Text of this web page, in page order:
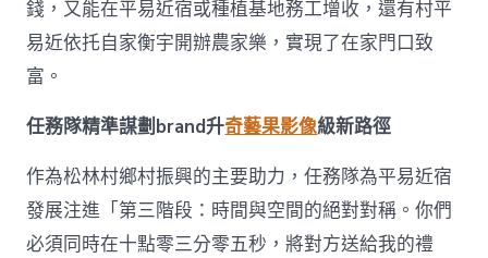
錢，又能在平易近宿或種植基地務工增收，還有村平
易近依托自家衡宇開辦農家樂，實現了在家門口致
富。
任務隊精準謀劃brand升奇藝果影像級新路徑
作為松林村鄉村振興的主要助力，任務隊為平易近宿
發展注進「第三階段：時間與空間的絕對對稱。你們
必須同時在十點零三分零五秒，將對方送給我的禮